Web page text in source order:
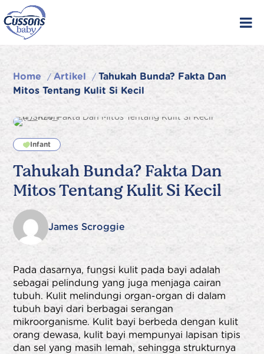
to
content
Home /Artikel /Tahukah Bunda? Fakta Dan
Mitos Tentang Kulit Si Kecil
Infant
Tahukah Bunda? Fakta Dan
Mitos Tentang Kulit Si Kecil
James Scroggie
Pada dasarnya, fungsi kulit pada bayi adalah
sebagai pelindung yang juga menjaga cairan
tubuh. Kulit melindungi organ-organ di dalam
tubuh bayi dari berbagai serangan
mikroorganisme. Kulit bayi berbeda dengan kulit
orang dewasa, kulit bayi mempunyai lapisan tipis
dan sel yang masih lemah, sehingga strukturnya